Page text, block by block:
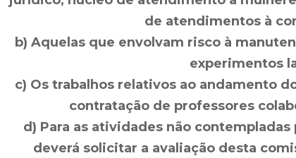
de atendimentos à
b) Aquelas que envolvam risco à
experimentos
c) Os trabalhos relativos ao andamento
contratação de professores
d) Para as atividades não
deverá solicitar a avaliação desta